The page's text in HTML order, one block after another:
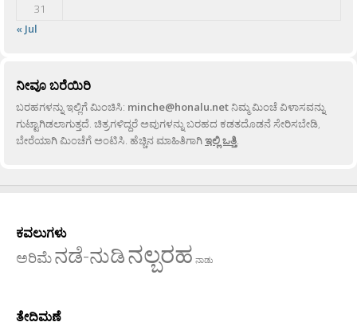
31
« Jul
ನೀವೂ ಬರೆಯಿರಿ
ಬರಹಗಳನ್ನು ಇಲ್ಲಿಗೆ ಮಿಂಚಿಸಿ: minche@honalu.netನಿಮ್ಮ ಮಿಂಚೆ ವಿಳಾಸವನ್ನು
ಗುಟ್ಟಾಗಿಡಲಾಗುತ್ತದೆ. ಚಿತ್ರಗಳಿದ್ದರೆ ಅವುಗಳನ್ನು ಬರಹದ ಕಡತದೊಡನೆ ಸೇರಿಸಬೇಡಿ,
ಬೇರೆಯಾಗಿ ಮಿಂಚೆಗೆ ಅಂಟಿಸಿ. ಹೆಚ್ಚಿನ ಮಾಹಿತಿಗಾಗಿಇಲ್ಲಿ ಒತ್ತಿ.
ಕವಲುಗಳು
ಅರಿಮೆನಡೆ-ನುಡಿನಲ್ಬರಹ ನಾಡು
ತೇದಿಮಣೆ